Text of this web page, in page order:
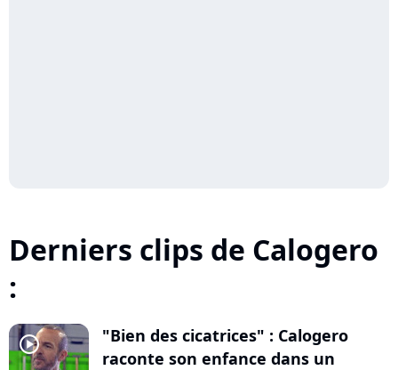
Derniers clips de Calogero
:
player2
"Bien des cicatrices" : Calogero
raconte son enfance dans un